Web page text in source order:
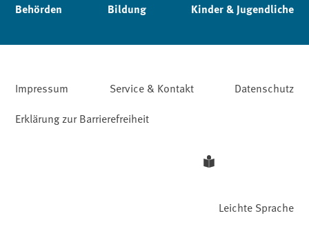
Behörden Bildung Kinder & Jugendliche
Impressum Service & Kontakt
Datenschutz
Erklärung zur Barrierefreiheit
Leichte Sprache